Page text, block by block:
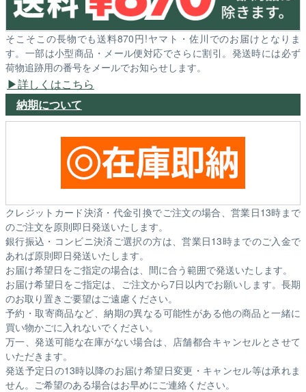
そこそこの長物でも送料870円!ヤマト・佐川でのお届けとなりま
す。一部は小型商品・メール便対応でさらに割引。発送時には必ず
荷物追跡用の番号をメールでお知らせします。
詳しくはこちら
納期について
クレジットカード決済・代金引換でご注文の場合、営業日13時まで
のご注文を原則即日発送いたします。
銀行振込・コンビニ決済ご選択の方は、営業日13時までのご入金で
あれば原則即日発送いたします。
お届け希望日をご指定の場合は、間に合う範囲で発送いたします。
お届け希望日をご指定は、ご注文から7日以内でお願いします。長期
のお取り置きご要望はご遠慮ください。
予約・取寄商品など、納期の異なる可能性がある他の商品と一緒に
買い物かごに入れないでください。
万一、発送可能な在庫がない場合は、店舗都合キャンセルとさせて
いただきます。
発送予定日の13時以降のお届け希望日変更・キャンセル等は承れま
せん。ご希望のある場合はお早めにご連絡ください。